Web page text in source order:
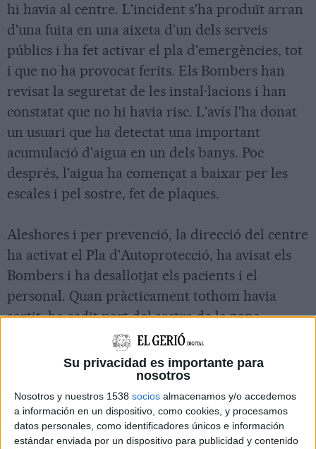
Su privacidad es importante para
nosotros
Nosotros y nuestros 1538 socios almacenamos y/o accedemos
a información en un dispositivo, como cookies, y procesamos
datos personales, como identificadores únicos e información
estándar enviada por un dispositivo para publicidad y contenido
hi havia al centre. L'incident s'ha produït arran
d'una fuita en una aixeta d'un dels serveis
públics i ha fet activar el pla d'emergències, tot
i que no ha provocat ferits. Els Bombers han
revisat la seguretat de les instal·lacions i han
constatat que no hi havia risc. L'avís l'ha donat
un usuari que ha detectat una important
acumulació d'aigua en un dels banys. Poc
després, l'aigua ha començat a baixar per les
escales i pel sostre, fet de plaques.
Aleshores i per prevenció, la direcció del centre
ha activat el Pla d'Autoprotecció, ha avisat els
Bombers i ha desallotjat els pacients i el
personal. Quan pràcticament tothom havia
sortit, ha cedit part del sostre de la zona
d'atenció ciutadana. L'incident no ha provocat
cap ferit perquè en aquell punt ja no hi quedava
L'activitat assistencial s'ha aturat tot i que la
previsió és que pugui tornar a la normalitat en